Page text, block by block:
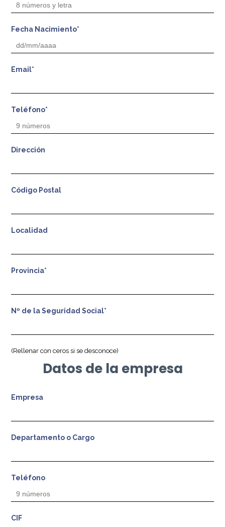
Fecha Nacimiento*
Email*
Teléfono*
Dirección
Código Postal
Localidad
Provincia*
Nº de la Seguridad Social*
(Rellenar con ceros si se desconoce)
Datos de la empresa
Empresa
Departamento o Cargo
Teléfono
CIF